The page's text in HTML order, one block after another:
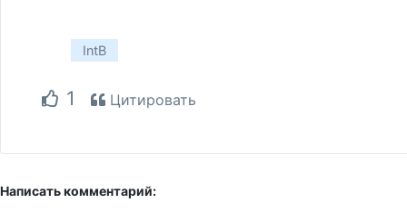
IntB
1 Цитировать
Написать комментарий: